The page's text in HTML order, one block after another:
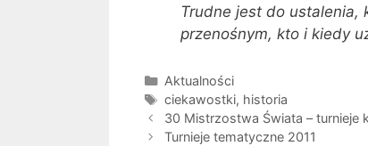
Trudne jest do ustalenia,
przenośnym, kto i kiedy
Kategorie
Aktualności
Tagi
ciekawostki, historia
30 Mistrzostwa Świata – turnieje
Turnieje tematyczne 2011